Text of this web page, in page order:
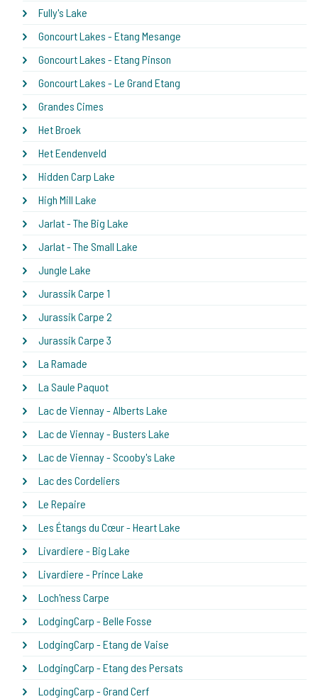
Fully's Lake
Goncourt Lakes - Etang Mesange
Goncourt Lakes - Etang Pinson
Goncourt Lakes - Le Grand Etang
Grandes Cimes
Het Broek
Het Eendenveld
Hidden Carp Lake
High Mill Lake
Jarlat - The Big Lake
Jarlat - The Small Lake
Jungle Lake
Jurassik Carpe 1
Jurassik Carpe 2
Jurassik Carpe 3
La Ramade
La Saule Paquot
Lac de Viennay - Alberts Lake
Lac de Viennay - Busters Lake
Lac de Viennay - Scooby's Lake
Lac des Cordeliers
Le Repaire
Les Étangs du Cœur - Heart Lake
Livardiere - Big Lake
Livardiere - Prince Lake
Loch'ness Carpe
LodgingCarp - Belle Fosse
LodgingCarp - Etang de Vaise
LodgingCarp - Etang des Persats
LodgingCarp - Grand Cerf